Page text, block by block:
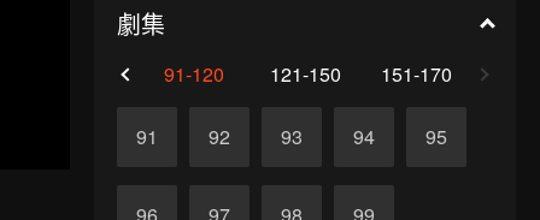
劇集
91-120 121-150 151-170
91 92 93 94 95